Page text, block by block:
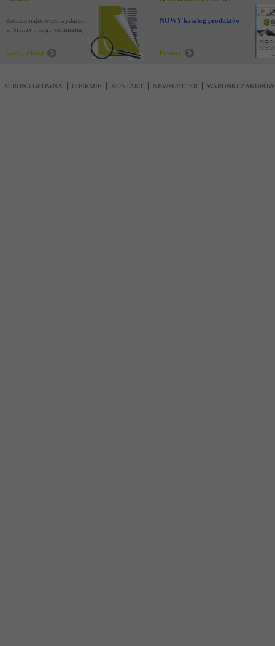
Zobacz najnowsze wydarzenia
w branży : targi, seminaria,
Czytaj więcej
NOWY katalog produktów !
Pobierz
STRONA GŁÓWNA O FIRMIE KONTAKT NEWSLETTER WARUNKI ZAKUPÓW